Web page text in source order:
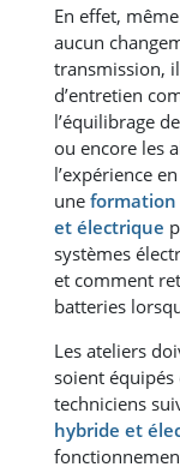
En effet,
aucun
transmission,
d’entretien
l’équilibrage
ou encore les
l’expérience
une formation
et électrique
systèmes
et comment
batteries
Les ateliers
soient équipés
techniciens
hybride et